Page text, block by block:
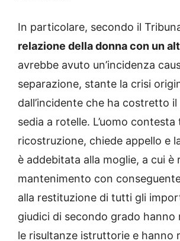
In particolare, secondo il
relazione della donna con un
avrebbe avuto un’incidenza
separazione, stante la crisi
dall’incidente che ha costretto
sedia a rotelle. L’uomo contesta
ricostruzione, chiede appello e
è addebitata alla moglie, a cui è
mantenimento con
alla restituzione di tutti gli
giudici di secondo grado hanno
le risultanze istruttorie e hanno